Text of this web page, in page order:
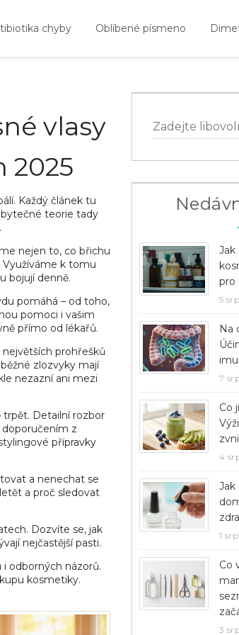
chyby Oblíbené písmeno
vlasy
2025
Každý článek tu
teorie tady
nejen to, co břichu
Využíváme k tomu
bojují denně.
pomáhá – od toho,
pomoci i vašim
přímo od lékařů.
prohřešků
zlozvyky mají
nezazní ani mezi
trpět. Detailní rozbor
z
přípravky
a nenechat se
a proč sledovat
Dozvíte se, jak
nejčastější pasti.
odborných názorů.
kosmetiky.
Zadejte
Jak
pro
5
Na
7
Co
4
Jak
1
Co
3